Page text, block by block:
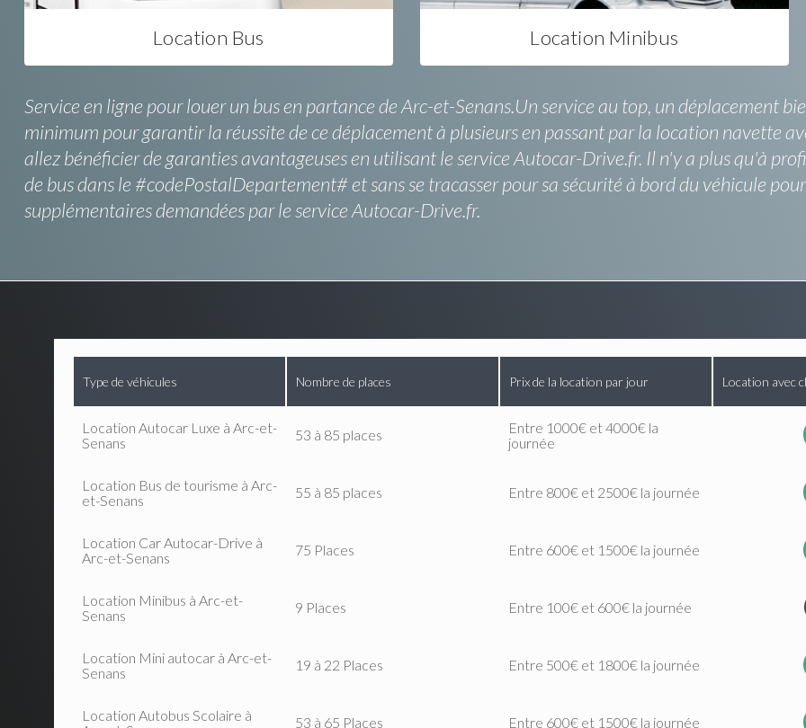
Location Bus Location Minibus
Service en ligne pour louer un bus en partance de Arc-et-Senans.Un service au top, un déplacement
minimum pour garantir la réussite de ce déplacement à plusieurs en passant par la location navette
allez bénéficier de garanties avantageuses en utilisant le service Autocar-Drive.fr. Il n'y a plus qu'à
de bus dans le #codePostalDepartement# et sans se tracasser pour sa sécurité à bord du véhicule
supplémentaires demandées par le service Autocar-Drive.fr.
Type de véhicules Nombre de places Prix de la location par jour Location avec
Location Autocar Luxe à Arc-et-
Senans
53 à 85 places
Entre 1000€ et 4000€ la
journée
Location Bus de tourisme à Arc-
et-Senans
55 à 85 places Entre 800€ et 2500€ la journée
Location Car Autocar-Drive à
Arc-et-Senans
75 Places Entre 600€ et 1500€ la journée
Location Minibus à Arc-et-
Senans
9 Places Entre 100€ et 600€ la journée
Location Mini autocar à Arc-et-
Senans
19 à 22 Places Entre 500€ et 1800€ la journée
Location Autobus Scolaire à
53 à 65 Places Entre 600€ et 1500€ la journée